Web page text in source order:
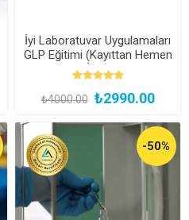
İyi Laboratuvar Uygulamaları
GLP Eğitimi (Kayıttan Hemen
İzle)
₺4000.00 ₺2990.00
-50%